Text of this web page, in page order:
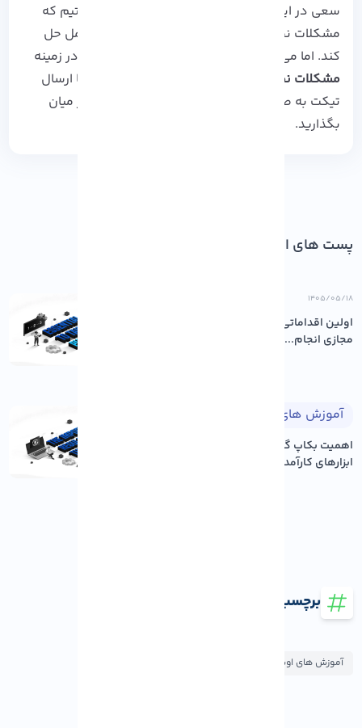
سعی در ایجاد یک راهنمای اساسی برای شما داشتیم که
مشکلات نصب نشدن اوبونتو شما را به صورت کامل حل
کند. اما می توانید هرگونه سوالات تخصصی خود در زمینه
مشکلات نصب نشدن اوبونتو
، در قالب کامنت و یا ارسال
تیکت به صورت 24 ساعته با کارشناسان فنی ما در میان
بگذارید.
پست های اخیر
۱۴۰۵/۰۵/۱۸
اولین اقداماتی که باید پس از خرید سرور
مجازی انجام...
آموزش های لینوکس
اهمیت بکاپ گیری منظم و معرفی
ابزارهای کارآمد در لی...
برچسب ها
آموزش های اوبونتو